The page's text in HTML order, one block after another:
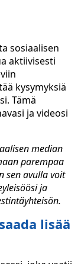
sosiaalisen
aktiivisesti
kysymyksiä
Tämä
ja videosi
median
parempaa
sen avulla voit
ja
lisää